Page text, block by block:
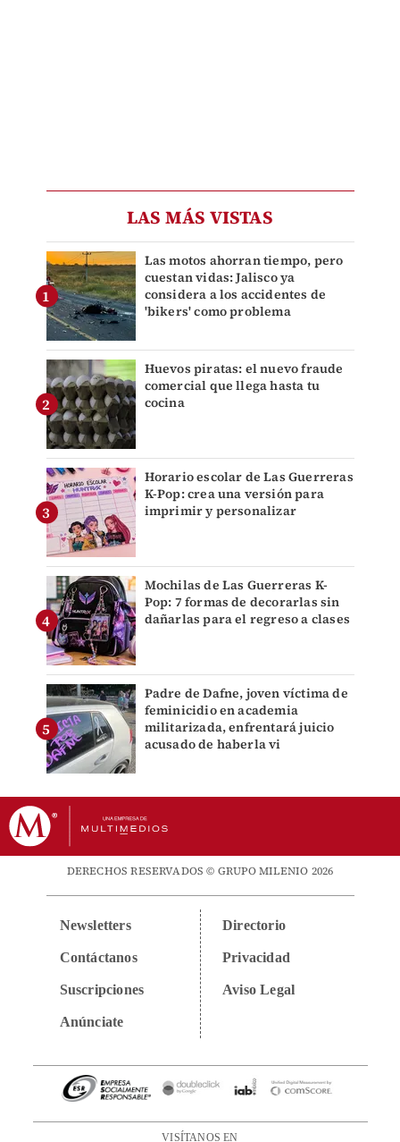
LAS MÁS VISTAS
Las motos ahorran tiempo, pero
cuestan vidas: Jalisco ya
considera a los accidentes de
'bikers' como problema
Huevos piratas: el nuevo fraude
comercial que llega hasta tu
cocina
Horario escolar de Las Guerreras
K-Pop: crea una versión para
imprimir y personalizar
Mochilas de Las Guerreras K-
Pop: 7 formas de decorarlas sin
dañarlas para el regreso a clases
Padre de Dafne, joven víctima de
feminicidio en academia
militarizada, enfrentará juicio
acusado de haberla vi
DERECHOS RESERVADOS © GRUPO MILENIO 2026
Newsletters
Contáctanos
Suscripciones
Anúnciate
Directorio
Privacidad
Aviso Legal
VISÍTANOS EN